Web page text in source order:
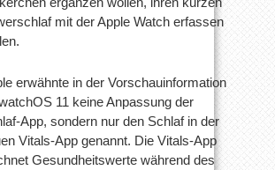
mit der Apple Watch erfassen
erwähnte in der Vorschauinformation
11 keine Anpassung der
App, sondern nur den Schlaf in der
Vitals-App genannt. Die Vitals-App
Gesundheitswerte während des